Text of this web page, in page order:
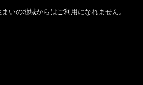
いの地域からはご利用になれません。